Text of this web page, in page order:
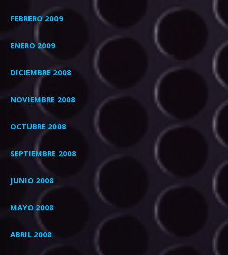
FEBRERO 2009
ENERO 2009
DICIEMBRE 2008
NOVIEMBRE 2008
OCTUBRE 2008
SEPTIEMBRE 2008
JUNIO 2008
MAYO 2008
ABRIL 2008